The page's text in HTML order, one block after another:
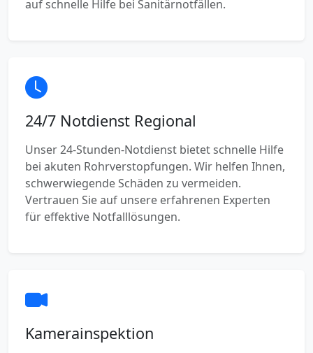
auf schnelle Hilfe bei Sanitärnotfällen.
24/7 Notdienst Regional
Unser 24-Stunden-Notdienst bietet schnelle Hilfe
bei akuten Rohrverstopfungen. Wir helfen Ihnen,
schwerwiegende Schäden zu vermeiden.
Vertrauen Sie auf unsere erfahrenen Experten
für effektive Notfalllösungen.
Kamerainspektion